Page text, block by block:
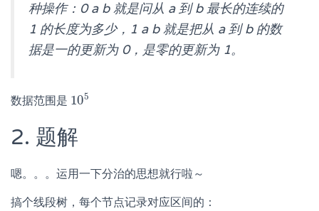
种操作：0 a b 就是问从 a 到 b 最长的连续的
1 的长度为多少，1 a b 就是把从 a 到 b 的数
据是一的更新为 0，是零的更新为 1。
数据范围是 105
105
2. 题解
嗯。。。运用一下分治的思想就行啦～
搞个线段树，每个节点记录对应区间的：